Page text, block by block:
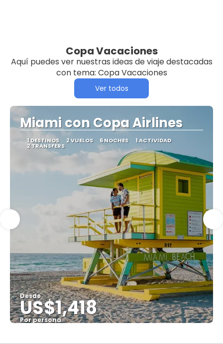
Copa Vacaciones
Aquí puedes ver nuestras ideas de viaje destacadas
con tema: Copa Vacaciones
Ver todos
Miami con Copa Airlines
1 DESTINOS 2 VUELOS 6 NOCHES 1 ACTIVIDAD
2 TRANSFERS
Desde
US$1,418
Por persona